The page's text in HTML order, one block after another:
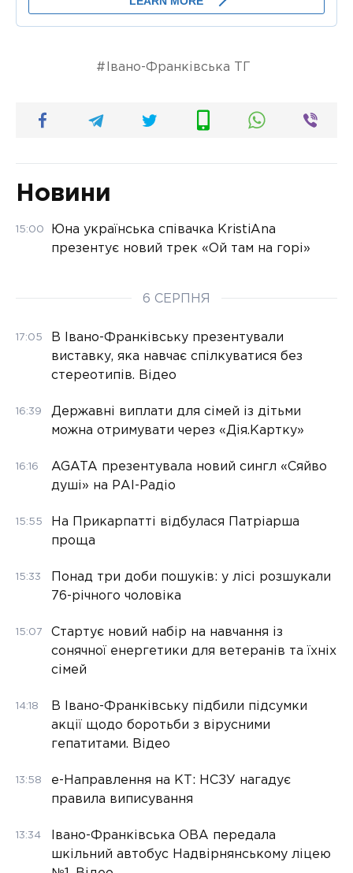
Івано-Франківська ТГ
Новини
15:00
Юна українська співачка KristiAna
презентує новий трек «Ой там на горі»
6 СЕРПНЯ
17:05
В Івано-Франківську презентували
виставку, яка навчає спілкуватися без
стереотипів. Відео
16:39
Державні виплати для сімей із дітьми
можна отримувати через «Дія.Картку»
16:16
AGATA презентувала новий сингл «Сяйво
душі» на РАІ-Радіо
15:55
На Прикарпатті відбулася Патріарша
проща
15:33
Понад три доби пошуків: у лісі розшукали
76-річного чоловіка
15:07
Стартує новий набір на навчання із
сонячної енергетики для ветеранів та їхніх
сімей
14:18
В Івано-Франківську підбили підсумки
акції щодо боротьби з вірусними
гепатитами. Відео
13:58
е-Направлення на КТ: НСЗУ нагадує
правила виписування
13:34
Івано-Франківська ОВА передала
шкільний автобус Надвірнянському ліцею